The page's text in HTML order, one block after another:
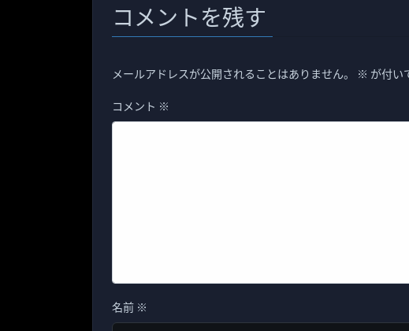
コメントを残す
メールアドレスが公開されることはありません。 ※ が付い
コメント ※
名前 ※